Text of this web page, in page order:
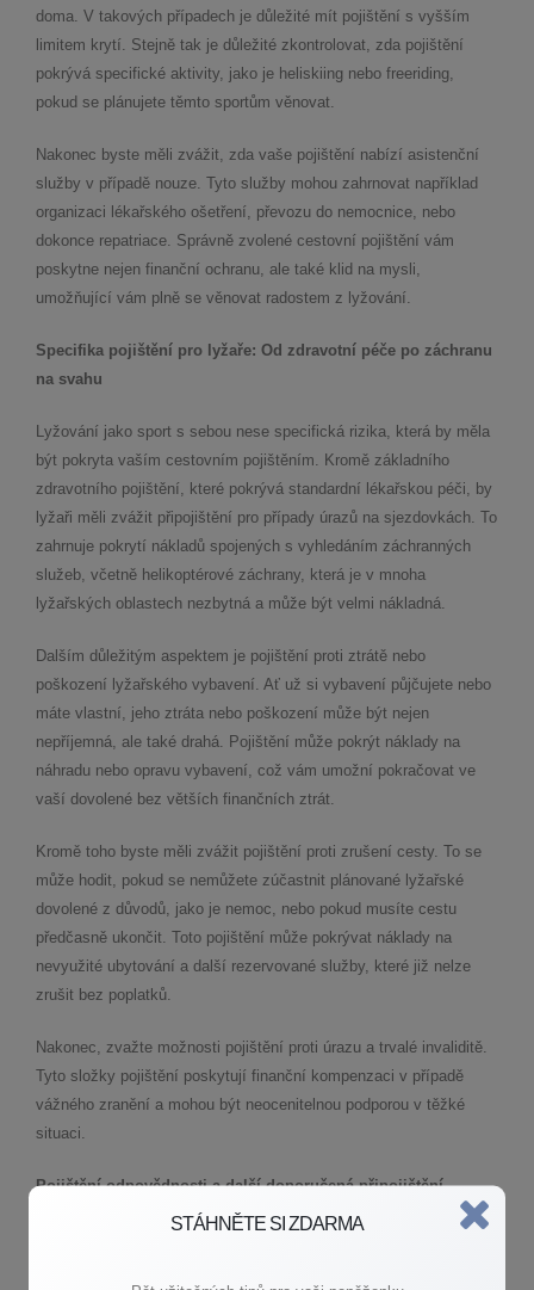
doma. V takových případech je důležité mít pojištění s vyšším
limitem krytí. Stejně tak je důležité zkontrolovat, zda pojištění
pokrývá specifické aktivity, jako je heliskiing nebo freeriding,
pokud se plánujete těmto sportům věnovat.
Nakonec byste měli zvážit, zda vaše pojištění nabízí asistenční
služby v případě nouze. Tyto služby mohou zahrnovat například
organizaci lékařského ošetření, převozu do nemocnice, nebo
dokonce repatriace. Správně zvolené cestovní pojištění vám
poskytne nejen finanční ochranu, ale také klid na mysli,
umožňující vám plně se věnovat radostem z lyžování.
Specifika pojištění pro lyžaře: Od zdravotní péče po záchranu
na svahu
Lyžování jako sport s sebou nese specifická rizika, která by měla
být pokryta vaším cestovním pojištěním. Kromě základního
zdravotního pojištění, které pokrývá standardní lékařskou péči, by
lyžaři měli zvážit připojištění pro případy úrazů na sjezdovkách. To
zahrnuje pokrytí nákladů spojených s vyhledáním záchranných
služeb, včetně helikoptérové záchrany, která je v mnoha
lyžařských oblastech nezbytná a může být velmi nákladná.
Dalším důležitým aspektem je pojištění proti ztrátě nebo
poškození lyžařského vybavení. Ať už si vybavení půjčujete nebo
máte vlastní, jeho ztráta nebo poškození může být nejen
nepříjemná, ale také drahá. Pojištění může pokrýt náklady na
náhradu nebo opravu vybavení, což vám umožní pokračovat ve
vaší dovolené bez větších finančních ztrát.
Kromě toho byste měli zvážit pojištění proti zrušení cesty. To se
může hodit, pokud se nemůžete zúčastnit plánované lyžařské
dovolené z důvodů, jako je nemoc, nebo pokud musíte cestu
předčasně ukončit. Toto pojištění může pokrývat náklady na
nevyužité ubytování a další rezervované služby, které již nelze
zrušit bez poplatků.
Nakonec, zvažte možnosti pojištění proti úrazu a trvalé invaliditě.
Tyto složky pojištění poskytují finanční kompenzaci v případě
vážného zranění a mohou být neocenitelnou podporou v těžké
situaci.
Pojištění odpovědnosti a další doporučená připojištění
STÁHNĚTE SI ZDARMA